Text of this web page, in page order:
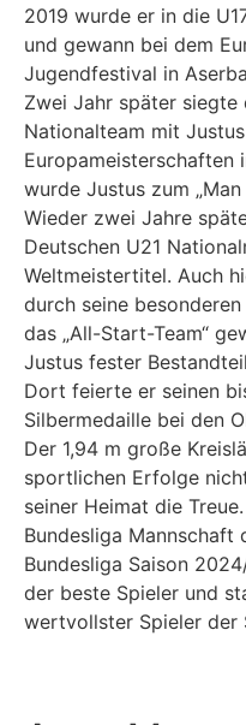
2019 wurde er in die
und gewann bei dem
Jugendfestival in
Zwei Jahr später siegte
Nationalteam mit Justus
Europameisterschaften
wurde Justus zum „M
Wieder zwei Jahre
Deutschen U21
Weltmeistertitel. Auch
durch seine
das „All-Start-Team“
Justus fester
Dort feierte er seinen
Silbermedaille bei den
Der 1,94 m große
sportlichen Erfolge
seiner Heimat die Treue
Bundesliga Mannschaft
Bundesliga Saison
der beste Spieler und
wertvollster Spieler der